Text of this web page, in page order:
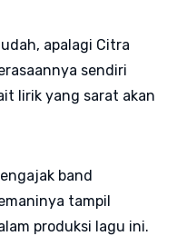
apalagi Citra
sendiri
lirik yang sarat akan
band
tampil
produksi lagu ini.